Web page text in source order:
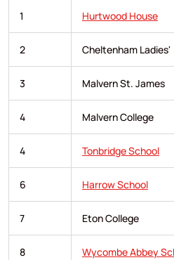
1 Hurtwood House
2 Cheltenham
3 Malvern St. James
4 Malvern College
4 Tonbridge School
6 Harrow School
7 Eton College
8 Wycombe Abbey